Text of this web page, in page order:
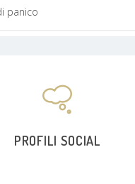
panico
PROFILI SOCIAL